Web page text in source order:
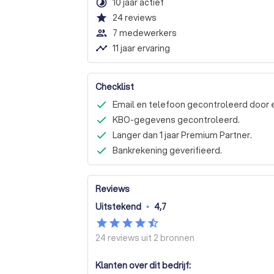
star 24reviews
people_outline 7 medewerkers
timeline 11 jaar ervaring
Checklist
Email en telefoon gecontroleerd door
KBO-gegevens gecontroleerd.
Langer dan 1 jaar Premium Partner.
Bankrekening geverifieerd.
Reviews
Uitstekend • 4,7
24 reviews uit 2 bronnen
Klanten over dit bedrijf: